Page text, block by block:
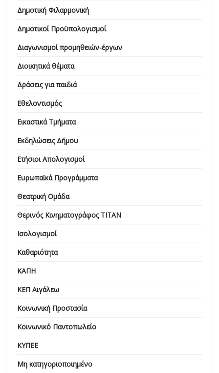
Δημοτική Φιλαρμονική
Δημοτικοί Προϋπολογισμοί
Διαγωνισμοί προμηθειών-έργων
Διοικητικά θέματα
Δράσεις για παιδιά
Εθελοντισμός
Εικαστικά Τμήματα
Εκδηλώσεις Δήμου
Ετήσιοι Απολογισμοί
Ευρωπαϊκά Προγράμματα
Θεατρική Ομάδα
Θερινός Κινηματογράφος ΤΙΤΑΝ
Ισολογισμοί
Καθαριότητα
ΚΑΠΗ
ΚΕΠ Αιγάλεω
Κοινωνική Προστασία
Κοινωνικό Παντοπωλείο
ΚΥΠΕΕ
Μη κατηγοριοποιημένο